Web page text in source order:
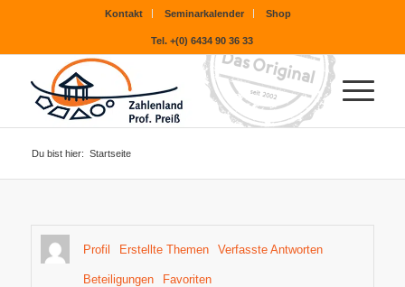
Kontakt Seminarkalender Shop
Tel. +(0) 6434 90 36 33
Du bist hier: Startseite
Profil Erstellte Themen Verfasste Antworten
Beteiligungen Favoriten